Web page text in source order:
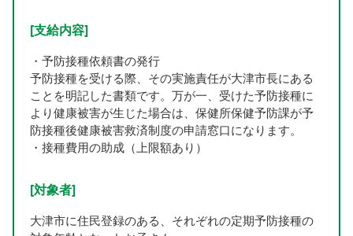
[支給内容]
・予防接種依頼書の発行
予防接種を受ける際、その実施責任が大津市長にある
ことを明記した書類です。万が一、受けた予防接種に
より健康被害が生じた場合は、保健所保健予防課が予
防接種後健康被害救済制度の申請窓口になります。
・接種費用の助成（上限額あり）
[対象者]
大津市に住民登録のある、それぞれの定期予防接種の